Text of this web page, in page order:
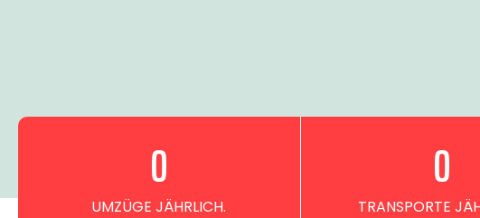
UMZÜGE JÄHRLICH.
0
TRANSPORTE
0